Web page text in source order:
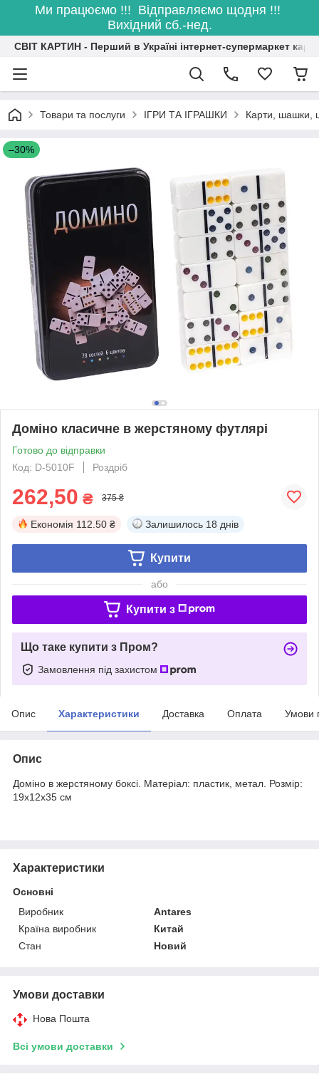
Ми працюємо !!! Відправляємо щодня !!!
Вихідний сб.-нед.
СВІТ КАРТИН - Перший в Україні інтернет-супермаркет
Товари та послуги ІГРИ ТА ІГРАШКИ Карти, шашки,
–30%
Доміно класичне в жерстяному футлярі
Готово до відправки
Код: D-5010F
Роздріб
262,50 ₴ 375 ₴
Економія 112.50 ₴ Залишилось 18 днів
Купити
або
Купити з
Що таке купити з Пром?
Замовлення під захистом
Опис Характеристики Доставка Оплата Умови
Опис
Доміно в жерстяному боксі. Матеріал: пластик, метал. Розмір:
19х12х35 см
Характеристики
Основні
Виробник
Antares
Країна виробник
Китай
Стан
Новий
Умови доставки
Нова Пошта
Всі умови доставки